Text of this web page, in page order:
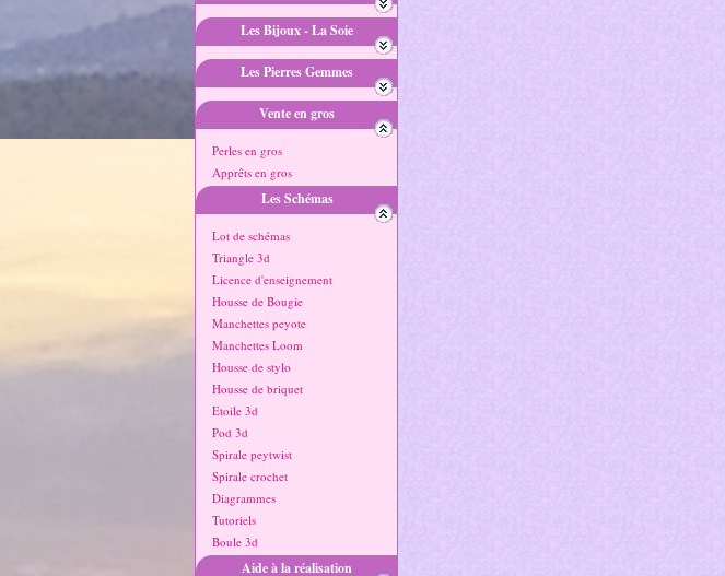
Les Bijoux - La Soie
Les Pierres Gemmes
Vente en gros
Perles en gros
Apprêts en gros
Les Schémas
Lot de schémas
Triangle 3d
Licence d'enseignement
Housse de Bougie
Manchettes peyote
Manchettes Loom
Housse de stylo
Housse de briquet
Etoile 3d
Pod 3d
Spirale peytwist
Spirale crochet
Diagrammes
Tutoriels
Boule 3d
Aide à la réalisation